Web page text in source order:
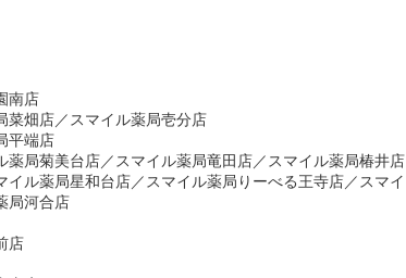
南店
菜畑店／スマイル薬局壱分店
平端店
薬局菊美台店／スマイル薬局竜田店／スマイル薬局椿井店
イル薬局星和台店／スマイル薬局りーべる王寺店／スマイ
局河合店
店